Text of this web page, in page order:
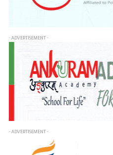
- ADVERTISEMENT -
- ADVERTISEMENT -